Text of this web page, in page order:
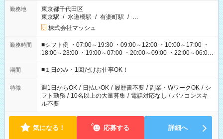
勤務地
東京都千代田区
東京駅 / 水道橋駅 / 有楽町駅 / …
株式会社マッシュ
勤務時間
■シフト例 ・07:00～19:30 ・09:00～12:00 ・10:00～17:00 ・
18:00～23:00 ・19:00～07:00 ・20:00～09:00 ・22:00～06:00
etc ★最短で3時間で5,120円のお仕事から 15時間で2万円近く稼
げるお仕事も！ ご希望のお時間に合わせてご紹介！ ※シフトは
ください！
期間 ■１日のみ・1回だけお仕事OK！
特徴 週1日からOK / 日払いOK / 履歴書不要 / 副業・WワークOK / シ
フト勤務 / 10名以上の大量募集 / 電話対応なし / パソコンスキ
ル不要
気になる！ 応募する 詳細へ